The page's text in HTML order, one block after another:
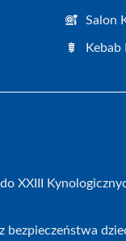
Salon
Kebab
XXIII
bezpieczeństwa